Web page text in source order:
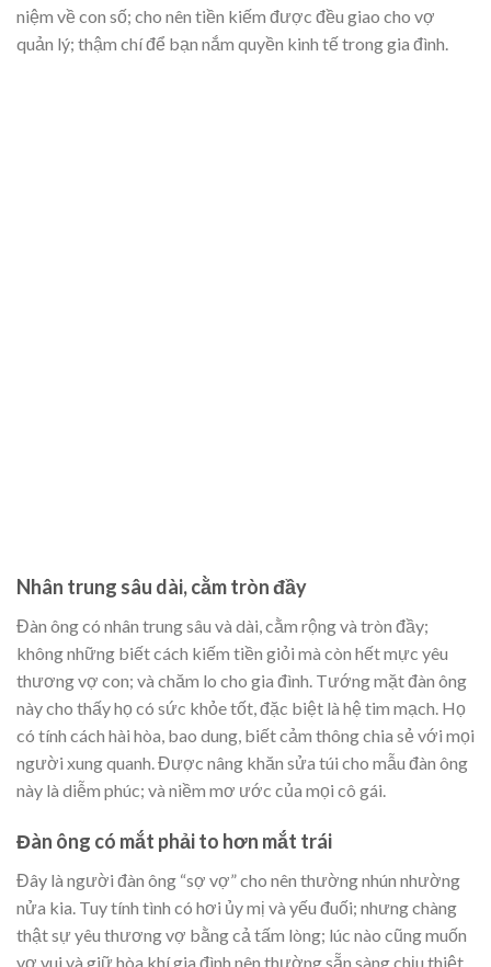
niệm về con số; cho nên tiền kiếm được đều giao cho vợ
quản lý; thậm chí để bạn nắm quyền kinh tế trong gia đình.
Nhân trung sâu dài, cằm tròn đầy
Đàn ông có nhân trung sâu và dài, cằm rộng và tròn đầy;
không những biết cách kiếm tiền giỏi mà còn hết mực yêu
thương vợ con; và chăm lo cho gia đình. Tướng mặt đàn ông
này cho thấy họ có sức khỏe tốt, đặc biệt là hệ tim mạch. Họ
có tính cách hài hòa, bao dung, biết cảm thông chia sẻ với mọi
người xung quanh. Được nâng khăn sửa túi cho mẫu đàn ông
này là diễm phúc; và niềm mơ ước của mọi cô gái.
Đàn ông có mắt phải to hơn mắt trái
Đây là người đàn ông “sợ vợ” cho nên thường nhún nhường
nửa kia. Tuy tính tình có hơi ủy mị và yếu đuối; nhưng chàng
thật sự yêu thương vợ bằng cả tấm lòng; lúc nào cũng muốn
vợ vui và giữ hòa khí gia đình nên thường sẵn sàng chịu thiệt.